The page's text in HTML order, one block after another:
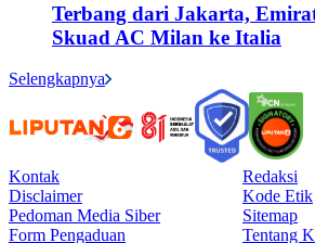
Terbang dari Jakarta,
Skuad AC Milan ke Italia
Selengkapnya
Kontak
Redaksi
Disclaimer
Kode Etik
Pedoman Media Siber
Sitemap
Form Pengaduan
Tentang